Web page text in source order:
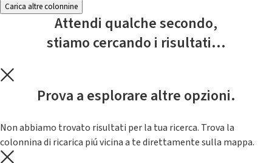
Carica altre colonnine
Attendi qualche secondo,
stiamo cercando i risultati...
Prova a esplorare altre opzioni.
Non abbiamo trovato risultati per la tua ricerca. Trova la
colonnina di ricarica piú vicina a te direttamente sulla mappa.